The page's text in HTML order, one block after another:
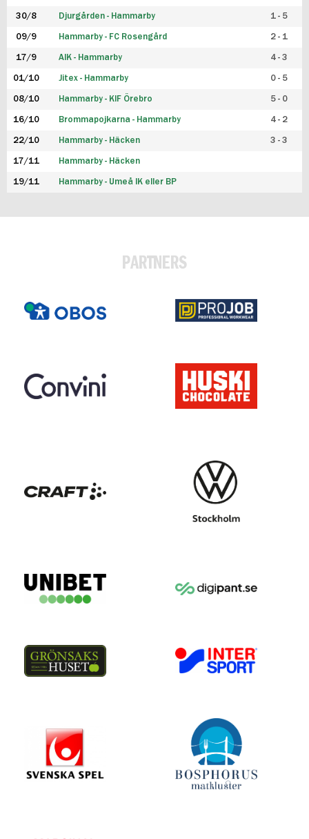
30/8 Djurgården - Hammarby 1 - 5
09/9 Hammarby - FC Rosengård 2 - 1
17/9 AIK - Hammarby 4 - 3
01/10 Jitex - Hammarby 0 - 5
08/10 Hammarby - KIF Örebro 5 - 0
16/10 Brommapojkarna - Hammarby 4 - 2
22/10 Hammarby - Häcken 3 - 3
17/11 Hammarby - Häcken
19/11 Hammarby - Umeå IK eller BP
PARTNERS